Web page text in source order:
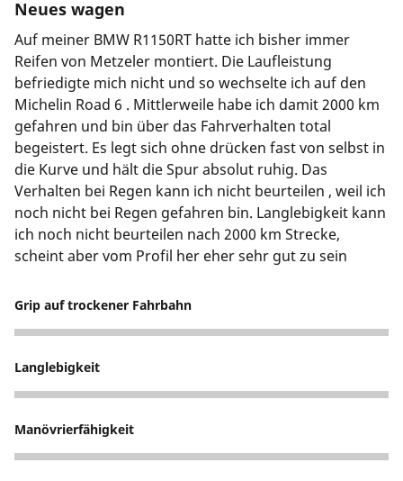
Neues wagen
Auf meiner BMW R1150RT hatte ich bisher immer
Reifen von Metzeler montiert. Die Laufleistung
befriedigte mich nicht und so wechselte ich auf den
Michelin Road 6 . Mittlerweile habe ich damit 2000 km
gefahren und bin über das Fahrverhalten total
begeistert. Es legt sich ohne drücken fast von selbst in
die Kurve und hält die Spur absolut ruhig. Das
Verhalten bei Regen kann ich nicht beurteilen , weil ich
noch nicht bei Regen gefahren bin. Langlebigkeit kann
ich noch nicht beurteilen nach 2000 km Strecke,
scheint aber vom Profil her eher sehr gut zu sein
Grip auf trockener Fahrbahn
5
Langlebigkeit
5
Manövrierfähigkeit
5